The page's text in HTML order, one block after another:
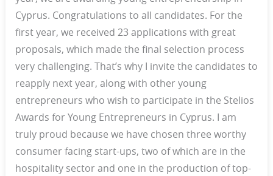
Cyprus. Congratulations to all candidates. For the
first year, we received 23 applications with great
proposals, which made the final selection process
very challenging. That’s why I invite the candidates to
reapply next year, along with other young
entrepreneurs who wish to participate in the Stelios
Awards for Young Entrepreneurs in Cyprus. I am
truly proud because we have chosen three worthy
consumer facing start-ups, two of which are in the
hospitality sector and one in the production of top-